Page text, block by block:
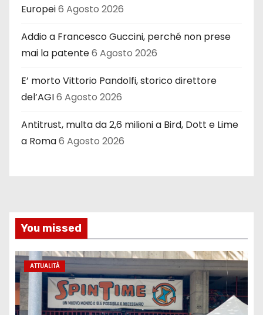
Europei6 Agosto 2026
Addio a Francesco Guccini, perché non prese
mai la patente6 Agosto 2026
E’ morto Vittorio Pandolfi, storico direttore
del’AGI6 Agosto 2026
Antitrust, multa da 2,6 milioni a Bird, Dott e Lime
a Roma6 Agosto 2026
You missed
ATTUALITÀ